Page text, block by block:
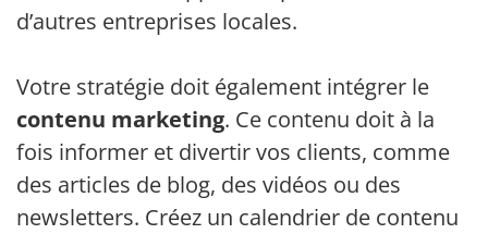
d’autres entreprises locales.
Votre stratégie doit également intégrer le
contenu marketing. Ce contenu doit à la
fois informer et divertir vos clients, comme
des articles de blog, des vidéos ou des
newsletters. Créez un calendrier de contenu